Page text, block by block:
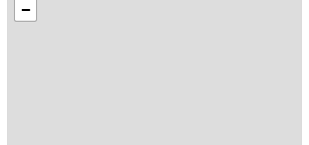
−